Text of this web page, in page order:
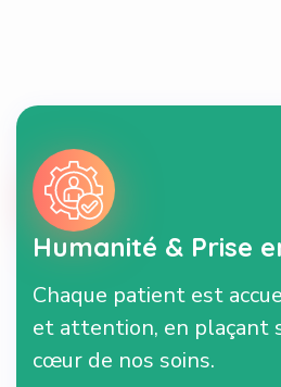
Humanité & Prise
Chaque patient est
et attention, en plaçant
cœur de nos soins.